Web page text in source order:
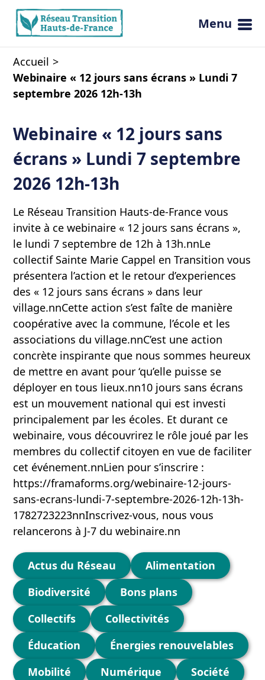
Ouvrir
Menu
Accueil
Webinaire « 12 jours sans écrans » Lundi 7
septembre 2026 12h-13h
Webinaire « 12 jours sans
écrans » Lundi 7 septembre
2026 12h-13h
Le Réseau Transition Hauts-de-France vous
invite à ce webinaire « 12 jours sans écrans »,
le lundi 7 septembre de 12h à 13h.nnLe
collectif Sainte Marie Cappel en Transition vous
présentera l’action et le retour d’experiences
des « 12 jours sans écrans » dans leur
village.nnCette action s’est faîte de manière
coopérative avec la commune, l’école et les
associations du village.nnC’est une action
concrète inspirante que nous sommes heureux
de mettre en avant pour ‘qu’elle puisse se
déployer en tous lieux.nn10 jours sans écrans
est un mouvement national qui est investi
principalement par les écoles. Et durant ce
webinaire, vous découvrirez le rôle joué par les
membres du collectif citoyen en vue de faciliter
cet événement.nnLien pour s’inscrire :
https://framaforms.org/webinaire-12-jours-
sans-ecrans-lundi-7-septembre-2026-12h-13h-
1782723223nnInscrivez-vous, nous vous
relancerons à J-7 du webinaire.nn
Catégories
Actus du Réseau
Alimentation
Biodiversité
Bons plans
Collectifs
Collectivités
Éducation
Énergies renouvelables
Mobilité
Numérique
Société